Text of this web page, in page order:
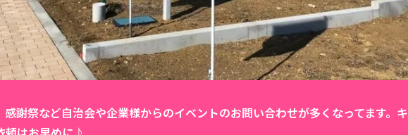
感謝祭など自治会や企業様からのイベントのお問い合わせが多くなってます。キ